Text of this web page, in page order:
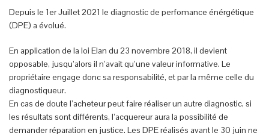
Depuis le 1er Juillet 2021 le diagnostic de perfomance énérgétique
(DPE) a évolué.
En application de la loi Elan du 23 novembre 2018, il devient
opposable, jusqu’alors il n’avait qu’une valeur informative. Le
propriétaire engage donc sa responsabilité, et par la même celle du
diagnostiqueur.
En cas de doute l’acheteur peut faire réaliser un autre diagnostic, si
les résultats sont différents, l’acquereur aura la possibilité de
demander réparation en justice. Les DPE réalisés avant le 30 juin ne